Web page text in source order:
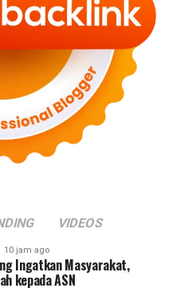
VIDEOS
10 jam ago
Ingatkan Masyarakat,
kepada ASN